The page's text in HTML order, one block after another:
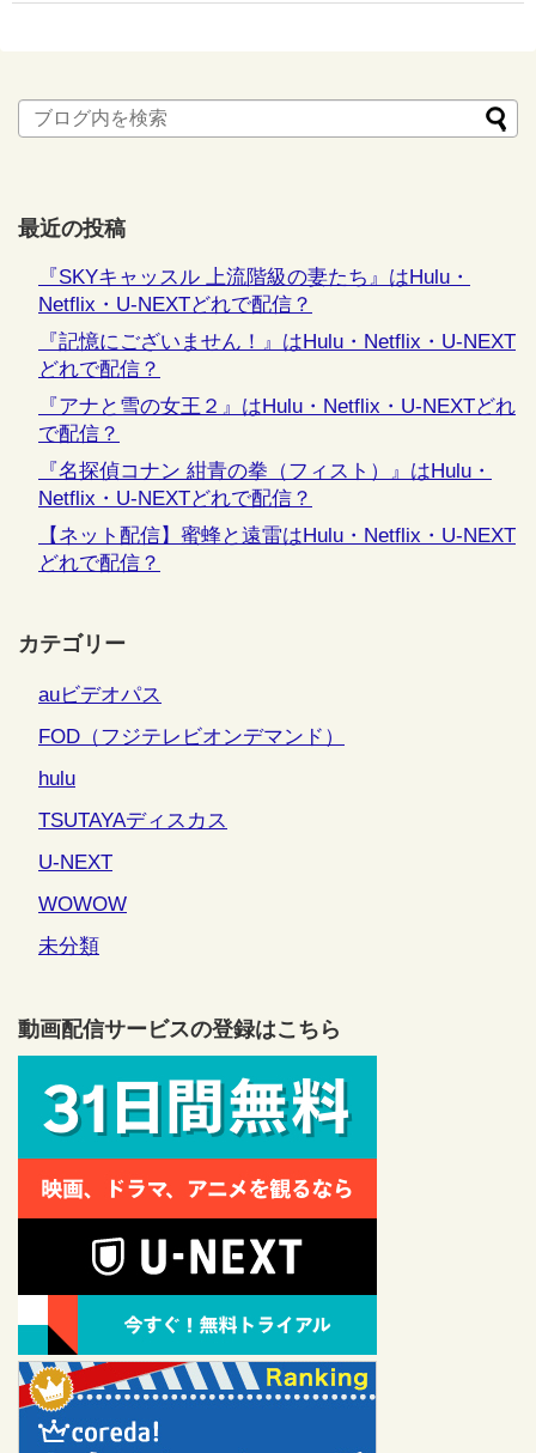
最近の投稿
『SKYキャッスル 上流階級の妻たち』はHulu・
Netflix・U-NEXTどれで配信？
『記憶にございません！』はHulu・Netflix・U-NEXT
どれで配信？
『アナと雪の女王２』はHulu・Netflix・U-NEXTどれ
で配信？
『名探偵コナン 紺青の拳（フィスト）』はHulu・
Netflix・U-NEXTどれで配信？
【ネット配信】蜜蜂と遠雷はHulu・Netflix・U-NEXT
どれで配信？
カテゴリー
auビデオパス
FOD（フジテレビオンデマンド）
hulu
TSUTAYAディスカス
U-NEXT
WOWOW
未分類
動画配信サービスの登録はこちら